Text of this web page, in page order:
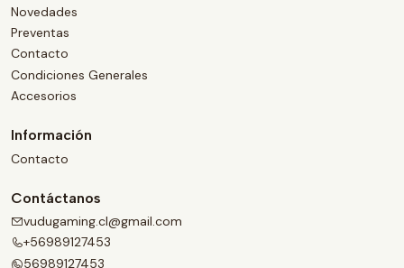
Novedades
Preventas
Contacto
Condiciones Generales
Accesorios
Información
Contacto
Contáctanos
vudugaming.cl@gmail.com
+56989127453
56989127453